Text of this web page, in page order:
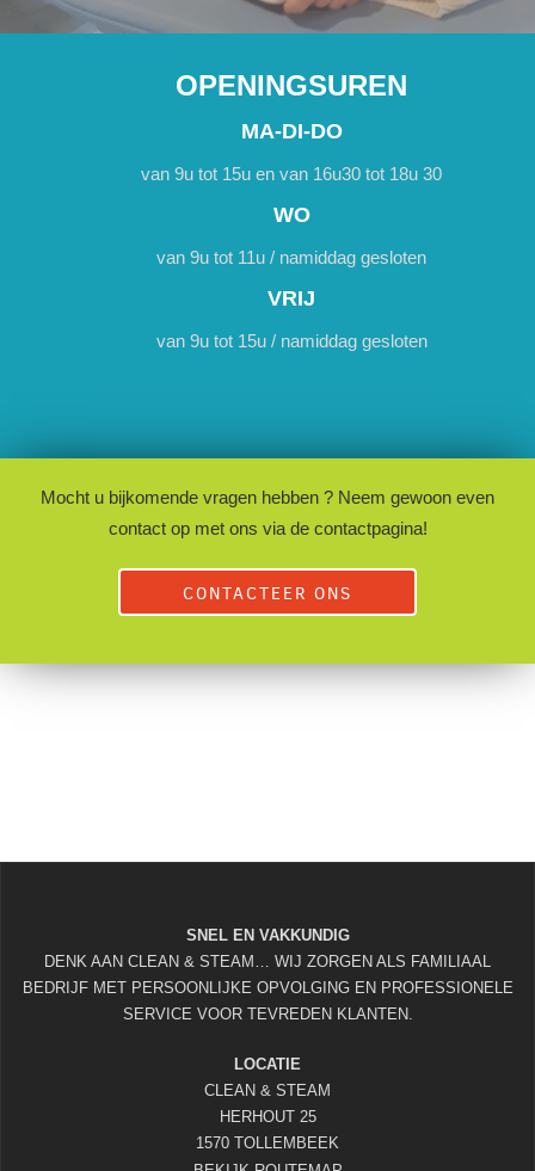
OPENINGSUREN
MA-DI-DO
van 9u tot 15u en van 16u30 tot 18u 30
WO
van 9u tot 11u / namiddag gesloten
VRIJ
van 9u tot 15u / namiddag gesloten
Mocht u bijkomende vragen hebben ? Neem gewoon even
contact op met ons via de contactpagina!
CONTACTEER ONS
SNEL EN VAKKUNDIG
DENK AAN CLEAN & STEAM… WIJ ZORGEN ALS FAMILIAAL
BEDRIJF MET PERSOONLIJKE OPVOLGING EN PROFESSIONELE
SERVICE VOOR TEVREDEN KLANTEN.
LOCATIE
CLEAN & STEAM
HERHOUT 25
1570 TOLLEMBEEK